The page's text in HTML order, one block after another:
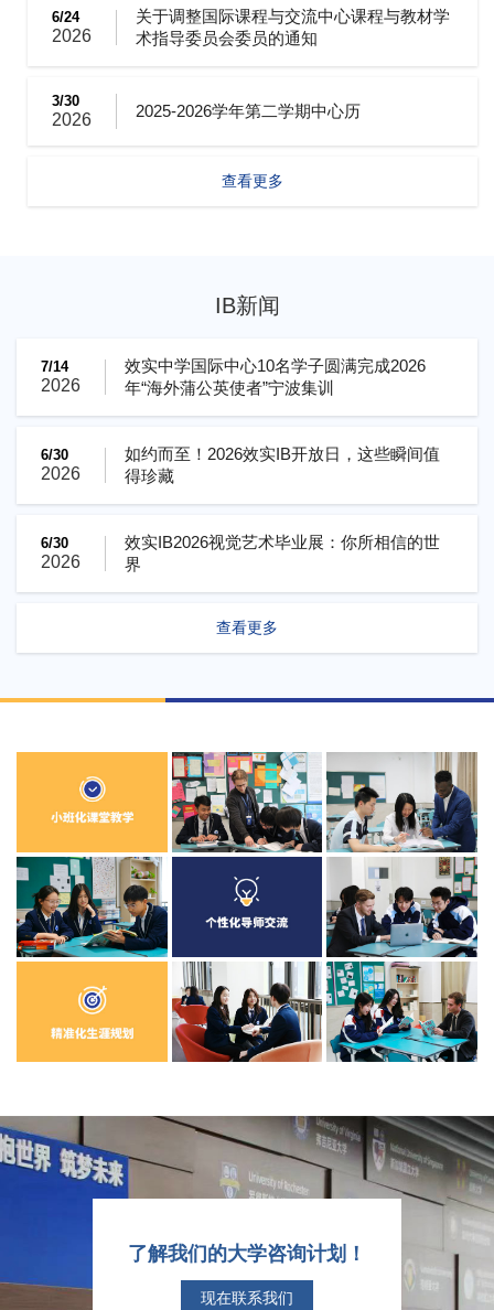
6/24
2026
关于调整国际课程与交流中心课程与教材学
术指导委员会委员的通知
3/30
2026 2025-2026学年第二学期中心历
查看更多
IB新闻
7/14
2026
效实中学国际中心10名学子圆满完成2026
年“海外蒲公英使者”宁波集训
6/30
2026
如约而至！2026效实IB开放日，这些瞬间值
得珍藏
6/30
2026
效实IB2026视觉艺术毕业展：你所相信的世
界
查看更多
了解我们的大学咨询计划！
现在联系我们